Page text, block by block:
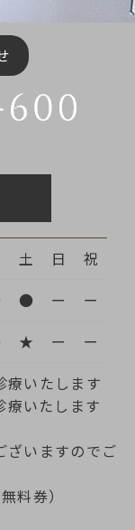
土 日
祝
● ー
ー
★ ー
ー
いたします
いたします
ざいますのでご
料券）